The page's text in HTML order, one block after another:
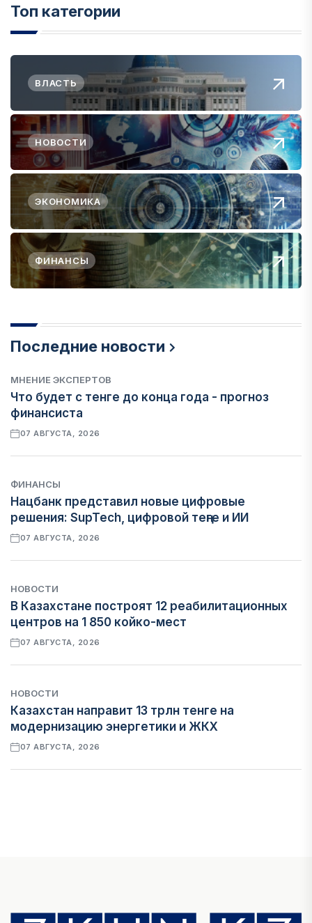
Топ категории
ВЛАСТЬ
НОВОСТИ
ЭКОНОМИКА
ФИНАНСЫ
Последние новости
МНЕНИЕ ЭКСПЕРТОВ
Что будет с тенге до конца года - прогноз
финансиста
07 АВГУСТА, 2026
ФИНАНСЫ
Нацбанк представил новые цифровые
решения: SupTech, цифровой теңге и ИИ
07 АВГУСТА, 2026
НОВОСТИ
В Казахстане построят 12 реабилитационных
центров на 1 850 койко-мест
07 АВГУСТА, 2026
НОВОСТИ
Казахстан направит 13 трлн тенге на
модернизацию энергетики и ЖКХ
07 АВГУСТА, 2026
Денежно-кредитная политика влияет не